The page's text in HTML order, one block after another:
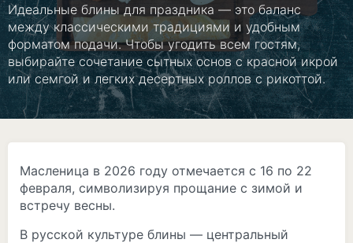
Идеальные блины для праздника — это баланс
между классическими традициями и удобным
форматом подачи. Чтобы угодить всем гостям,
выбирайте сочетание сытных основ с красной икрой
или семгой и легких десертных роллов с рикоттой.
Масленица в 2026 году отмечается с 16 по 22
февраля, символизируя прощание с зимой и
встречу весны.
В русской культуре блины — центральный